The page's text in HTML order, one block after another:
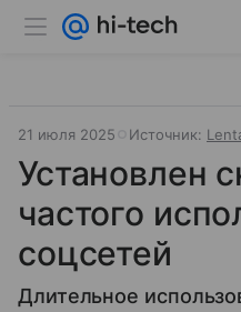
21 июля 2025 Источник:
Установлен
частого
соцсетей
Длительное